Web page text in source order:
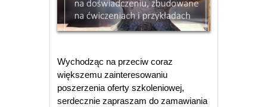
Wychodząc na przeciw coraz
większemu zainteresowaniu
poszerzenia oferty szkoleniowej,
serdecznie zapraszam do zamawiania